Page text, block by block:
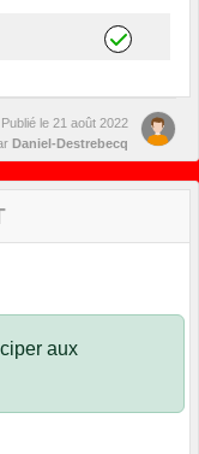
Publié le 21 août 2022
Daniel-Destrebecq
aux